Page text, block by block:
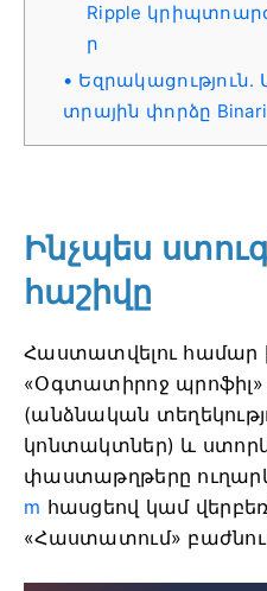
Ripple
ր
տրային փորձը
Ինչպես
հաշիվը
Հաստատվելու համար
«Օգտատիրոջ պրոֆիլ»
(անձնական
կոնտակտներ) և
փաստաթղթերը
m հասցեով կամ
«Հաստատում»